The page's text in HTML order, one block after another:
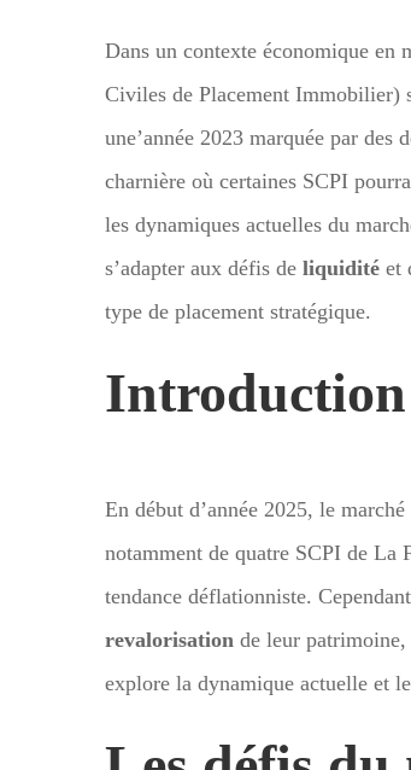
Dans un contexte économique en
Civiles de Placement Immobilier)
une’année 2023 marquée par
charnière où certaines SCPI
les dynamiques actuelles du
s’adapter aux défis de liquidité et
type de placement stratégique.
Introduction
En début d’année 2025, le marché
notamment de quatre SCPI de La
tendance déflationniste.
revalorisation de leur
explore la dynamique actuelle et